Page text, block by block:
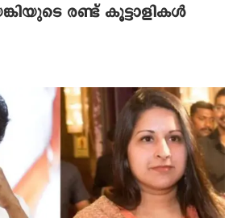
രണ്ട് കൂട്ടാളികള്‍